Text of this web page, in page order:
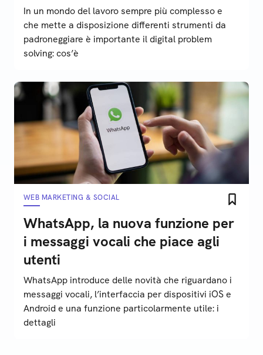
In un mondo del lavoro sempre più complesso e
che mette a disposizione differenti strumenti da
padroneggiare è importante il digital problem
solving: cos’è
WEB MARKETING & SOCIAL
WhatsApp, la nuova funzione per
i messaggi vocali che piace agli
utenti
WhatsApp introduce delle novità che riguardano i
messaggi vocali, l’interfaccia per dispositivi iOS e
Android e una funzione particolarmente utile: i
dettagli